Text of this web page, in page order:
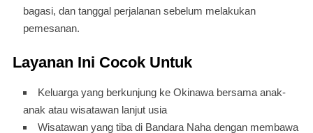
bagasi, dan tanggal perjalanan sebelum melakukan
pemesanan.
Layanan Ini Cocok Untuk
Keluarga yang berkunjung ke Okinawa bersama anak-
anak atau wisatawan lanjut usia
Wisatawan yang tiba di Bandara Naha dengan membawa